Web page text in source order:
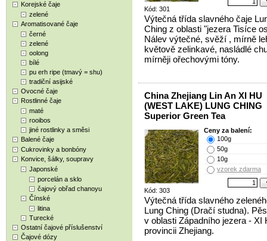
Korejské čaje
zelené
Aromatisované čaje
černé
zelené
oolong
bílé
pu erh ripe (tmavý = shu)
tradiční asijské
Ovocné čaje
Rostlinné čaje
maté
rooibos
jiné rostlinky a směsi
Balené čaje
Cukrovinky a bonbóny
Konvice, šálky, soupravy
Japonské
porcelán a sklo
čajový obřad chanoyu
Čínské
litina
Turecké
Ostatní čajové příslušenství
Čajové dózy
Kód: 301
Výtečná třída slavného čaje
Ching z oblasti "jezera Tisíce
Nálev výtečné, svěží , mírně
květově zelinkavé, nasládlé
mírněji ořechovými tóny.
China Zhejiang Lin An XI HU
(WEST LAKE) LUNG CHING
Superior Green Tea
Kód: 303
Ceny za balení:
100g
50g
10g
vzorek zdarma
Výtečná třída slavného
Lung Ching (Dračí studna).
v oblasti Západního jezera - XI
provincii Zhejiang.